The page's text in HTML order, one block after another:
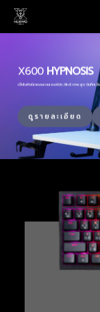
Skip
X600 HYPNOSIS
เป็นไมค์ชนิดคอนเดนเซอร์ประสิทธิภาพสูง บันทึก
ดูรายละเอียด